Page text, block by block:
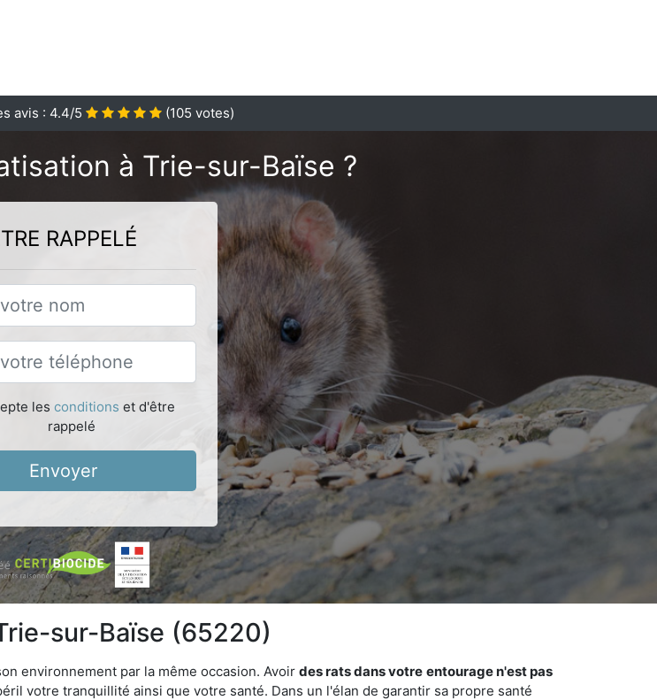
avis : 4.4/5 (105 votes)
à Trie-sur-Baïse ?
RAPPELÉ
les conditions et d'être
rappelé
Envoyer
sur-Baïse (65220)
environnement par la même occasion. Avoir des rats dans votre entourage n'est pas
votre tranquillité ainsi que votre santé. Dans un l'élan de garantir sa propre santé